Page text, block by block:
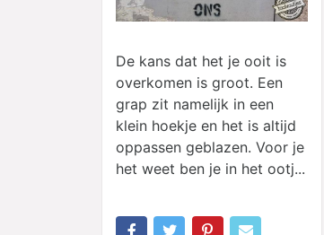
De kans dat het je ooit is
overkomen is groot. Een
grap zit namelijk in een
klein hoekje en het is altijd
oppassen geblazen. Voor je
het weet ben je in het ootj...